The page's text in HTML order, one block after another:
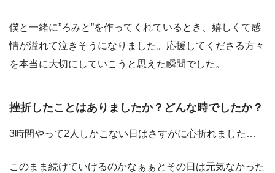
僕と一緒に”ろみと”を作ってくれているとき、嬉しくて感
情が溢れて泣きそうになりました。応援してくださる方々
を本当に大切にしていこうと思えた瞬間でした。
挫折したことはありましたか？どんな時でしたか？
3時間やって2人しかこない日はさすがに心折れました…
このまま続けていけるのかなぁぁとその日は元気なかった